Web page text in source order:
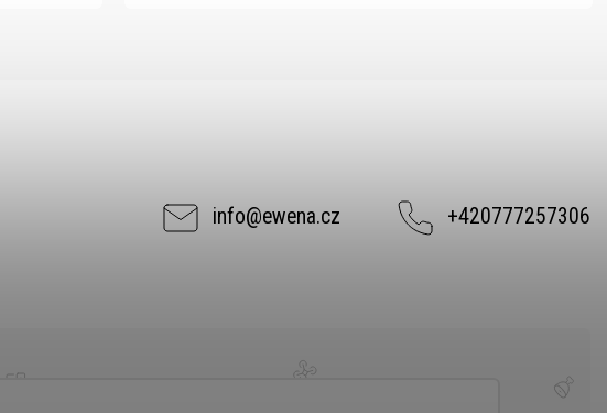
info@ewena.cz +420777257306